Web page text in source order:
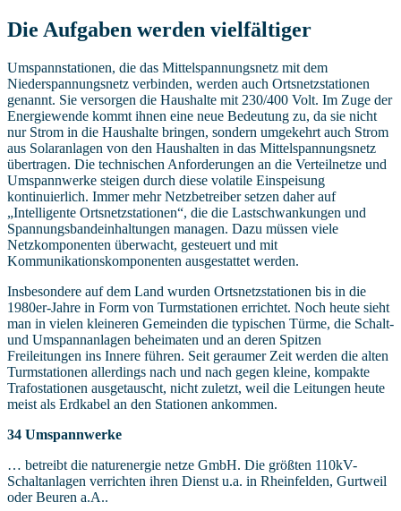
Die Aufgaben werden vielfältiger
Umspannstationen, die das Mittelspannungsnetz mit dem
Niederspannungsnetz verbinden, werden auch Ortsnetzstationen
genannt. Sie versorgen die Haushalte mit 230/400 Volt. Im Zuge der
Energiewende kommt ihnen eine neue Bedeutung zu, da sie nicht
nur Strom in die Haushalte bringen, sondern umgekehrt auch Strom
aus Solaranlagen von den Haushalten in das Mittelspannungsnetz
übertragen. Die technischen Anforderungen an die Verteilnetze und
Umspannwerke steigen durch diese volatile Einspeisung
kontinuierlich. Immer mehr Netzbetreiber setzen daher auf
„Intelligente Ortsnetzstationen“, die die Lastschwankungen und
Spannungsbandeinhaltungen managen. Dazu müssen viele
Netzkomponenten überwacht, gesteuert und mit
Kommunikationskomponenten ausgestattet werden.
Insbesondere auf dem Land wurden Ortsnetzstationen bis in die
1980er-Jahre in Form von Turmstationen errichtet. Noch heute sieht
man in vielen kleineren Gemeinden die typischen Türme, die Schalt-
und Umspannanlagen beheimaten und an deren Spitzen
Freileitungen ins Innere führen. Seit geraumer Zeit werden die alten
Turmstationen allerdings nach und nach gegen kleine, kompakte
Trafostationen ausgetauscht, nicht zuletzt, weil die Leitungen heute
meist als Erdkabel an den Stationen ankommen.
34 Umspannwerke
… betreibt die naturenergie netze GmbH. Die größten 110kV-
Schaltanlagen verrichten ihren Dienst u.a. in Rheinfelden, Gurtweil
oder Beuren a.A..